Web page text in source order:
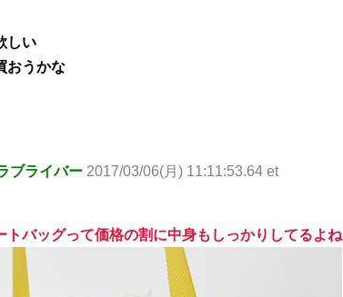
しい
おうかな
ブライバー 2017/03/06(月) 11:11:53.64 et
トバッグって価格の割に中身もしっかりしてるよね